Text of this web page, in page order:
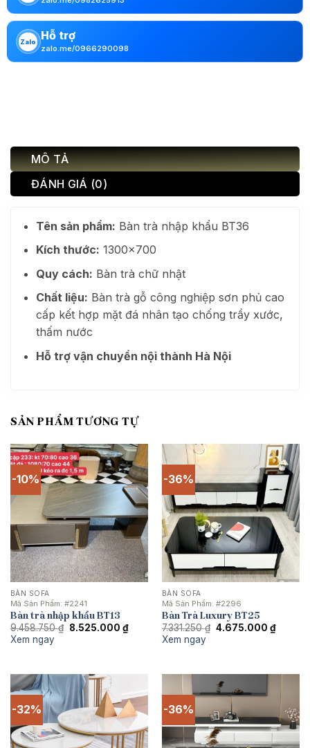
Zalo Hỗ trợ
zalo.me/0966290098
MÔ TẢ
ĐÁNH GIÁ (0)
Tên sản phẩm: Bàn trà nhập khẩu BT36
Kích thước: 1300×700
Quy cách: Bàn trà chữ nhật
Chất liệu: Bàn trà gỗ công nghiệp sơn phủ cao
cấp kết hợp mặt đá nhân tạo chống trầy xước,
thấm nước
Hỗ trợ vận chuyển nội thành Hà Nội
SẢN PHẨM TƯƠNG TỰ
-10%
BÀN SOFA
Mã Sản Phẩm: #2241
Bàn trà nhập khẩu BT13
9.458.750₫ Giá
8.525.000 ₫Giá
hiện
Xem ngay
-36%
BÀN SOFA
Mã Sản Phẩm: #2296
Bàn Trà Luxury BT25
7.331.250₫ Giá
4.675.000 ₫Giá
hiện
Xem ngay
-32% -36%